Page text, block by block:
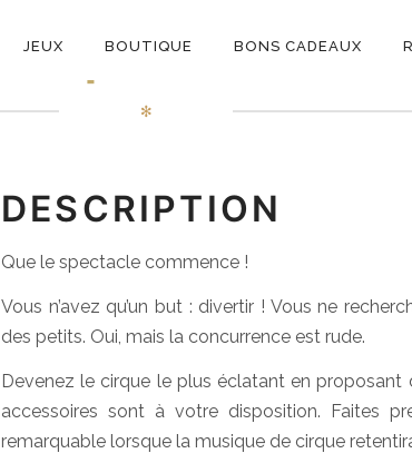
JEUX BOUTIQUE BONS CADEAUX
Meeple Circus
✻
DESCRIPTION
Que le spectacle commence !
Vous n’avez qu’un but : divertir ! Vous ne
des petits. Oui, mais la concurrence est rude.
Devenez le cirque le plus éclatant en
accessoires sont à votre disposition. Faites
remarquable lorsque la musique de cirque